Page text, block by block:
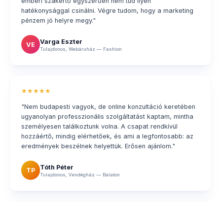
hatékonysággal csinálni. Végre tudom, hogy a marketing
pénzem jó helyre megy."
VE Varga Eszter
Tulajdonos, Webáruház — Fashion
★★★★★
"Nem budapesti vagyok, de online konzultáció keretében
ugyanolyan professzionális szolgáltatást kaptam, mintha
személyesen találkoztunk volna. A csapat rendkívül
hozzáértő, mindig elérhetőek, és ami a legfontosabb: az
eredmények beszélnek helyettük. Erősen ajánlom."
TP Tóth Péter
Tulajdonos, Vendégház — Balaton